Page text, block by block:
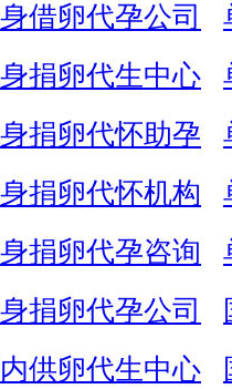
借卵代孕公司
捐卵代生中心
捐卵代怀助孕
捐卵代怀机构
捐卵代孕咨询
捐卵代孕公司
供卵代生中心